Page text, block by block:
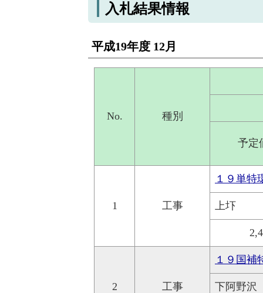
入札結果情報
平成19年度 12月
No. 種別
予定
1 工事
１９単特
上圷
2 工事
１９国補
下阿野沢